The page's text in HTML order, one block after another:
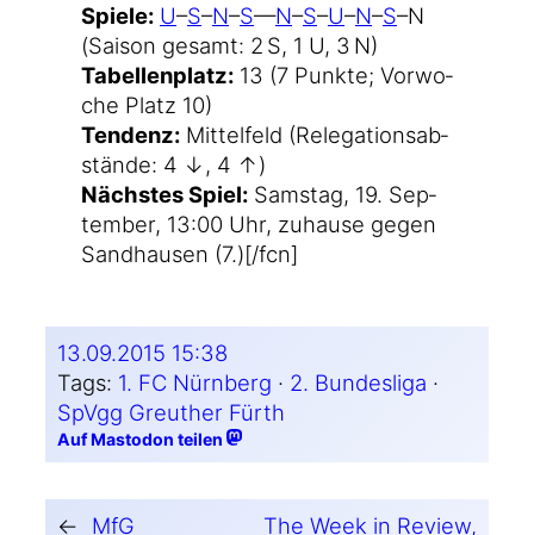
Spiele: U–S–N–S—N–S–U–N–S–N
(Sai­son gesamt: 2 S, 1 U, 3 N)
Tabel­len­platz: 13 (7 Punk­te; Vor­wo­
che Platz 10)
Ten­denz: Mit­tel­feld (Rele­ga­ti­ons­ab­
stän­de: 4 ↓, 4 ↑)
Nächs­tes Spiel: Sams­tag, 19. Sep­
tem­ber, 13:00 Uhr, zuhau­se gegen
Sand­hau­sen (7.)[/fcn]
13.09.2015 15:38
Tags: 1. FC Nürnberg · 2. Bundesliga
SpVgg Greuther Fürth
Auf Mastodon teilen
←
MfG
The Week in Review,